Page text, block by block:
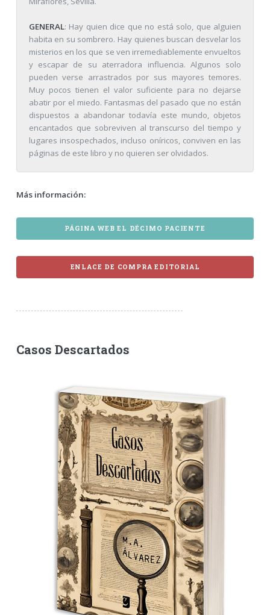
GENERAL: Hay quien dice que no está solo, que alguien
habita en su sombrero. Hay quienes buscan desvelar los
misterios en los que se ven irremediablemente envueltos
y escapar de su aterradora influencia. Algunos solo
pueden verse arrastrados por sus mayores temores.
Muy pocos tienen el valor suficiente para no dejarse
abatir por el miedo. Fantasmas del pasado que no están
dispuestos a abandonar todavía este mundo, objetos
encantados que sobreviven al transcurso del tiempo y
lugares insospechados, incluso oníricos, conviven en las
páginas de este libro y no quieren ser olvidados.
Más información:
PÁGINA WEB EL DÉCIMO PACIENTE
ENLACE DE COMPRA EDITORIAL
Casos Descartados